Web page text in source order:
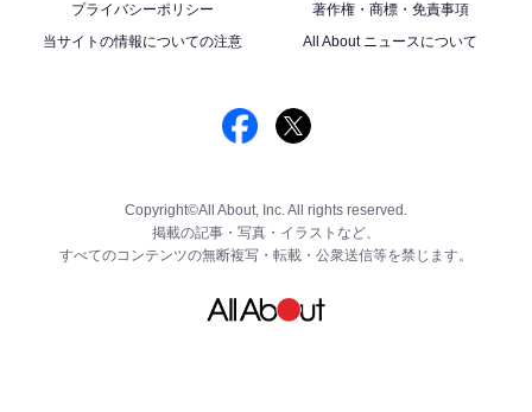
プライバシーポリシー
著作権・商標・免責事項
当サイトの情報についての注意
All About ニュースについて
Copyright©All About, Inc. All rights reserved.
掲載の記事・写真・イラストなど、
すべてのコンテンツの無断複写・転載・公衆送信等を禁じます。